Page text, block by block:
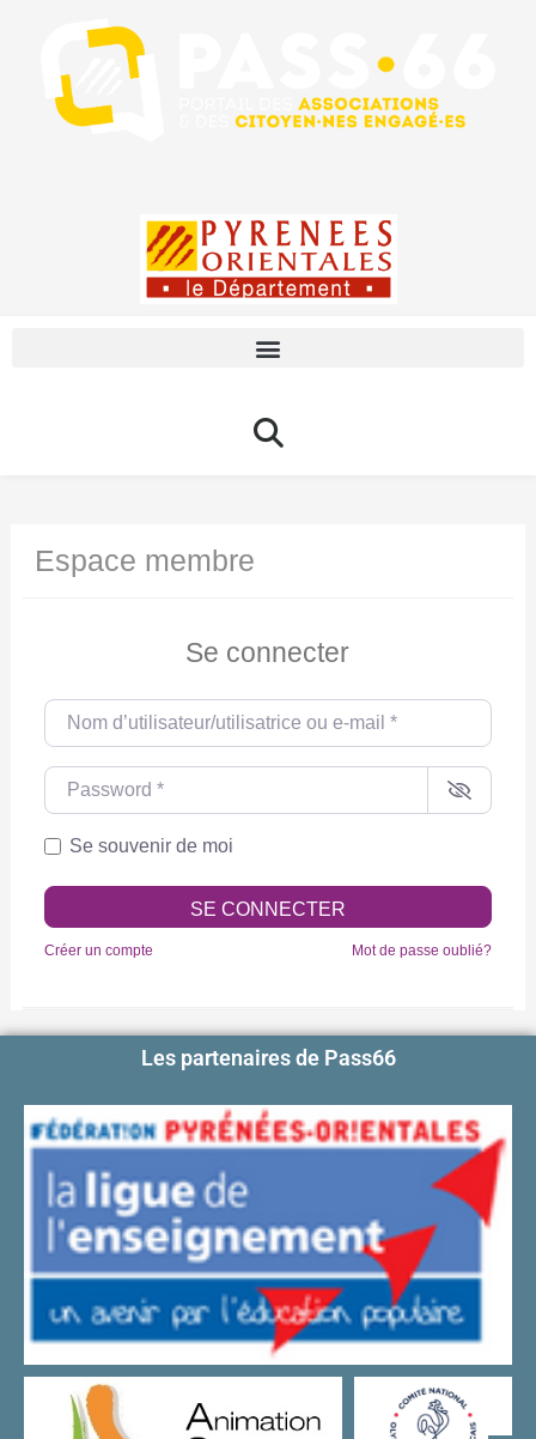
Espace membre
Se connecter
Nom d’utilisateur/utilisatrice ou e-mail
Password
Se souvenir de moi
SE CONNECTER
Créer un compte Mot de passe oublié?
Les partenaires de Pass66